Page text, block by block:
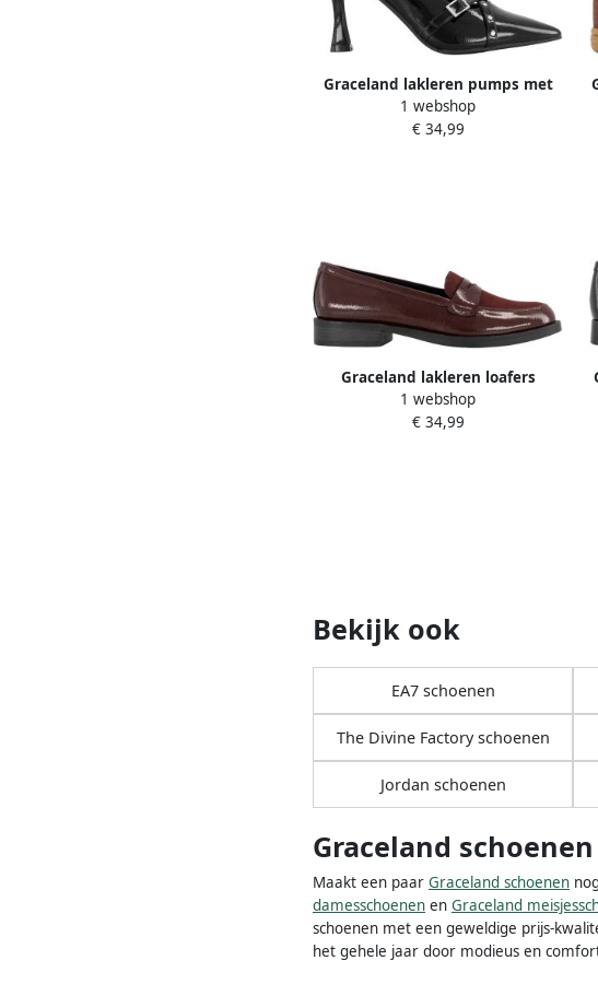
Graceland lakleren pumps met
hak zwart
1 webshop
€ 34,99
Graceland lakleren loafers
bordeaux
1 webshop
€ 34,99
Bekijk ook
EA7 schoenen
The Divine Factory schoenen
Jordan schoenen
Graceland schoenen
Maakt een paar Graceland schoenen
damesschoenen en Graceland
schoenen met een geweldige prijs-
het gehele jaar door modieus en